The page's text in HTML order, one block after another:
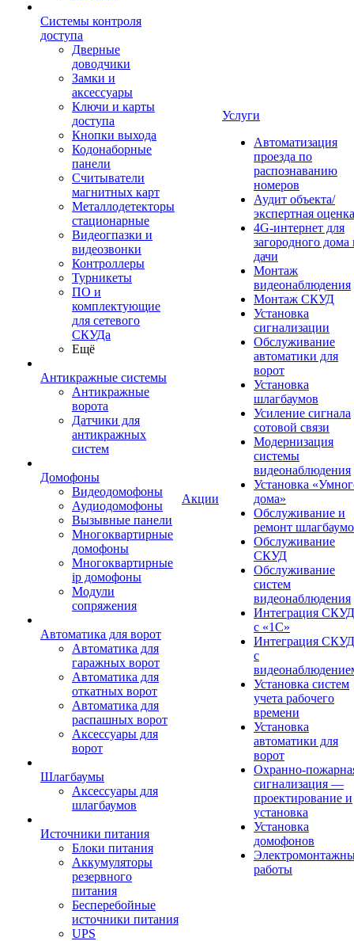
Системы контроля
доступа
Дверные
доводчики
Замки и
аксессуары
Ключи и карты
доступа
Кнопки выхода
Кодонаборные
панели
Считыватели
магнитных карт
Металлодетекторы
стационарные
Видеогпазки и
видеозвонки
Контроллеры
Турникеты
ПО и
комплектующие
для сетевого
СКУДа
Ещё
Антикражные системы
Антикражные
ворота
Датчики для
антикражных
систем
Домофоны
Видеодомофоны
Аудиодомофоны
Вызывные панели
Многоквартирные
домофоны
Многоквартирные
ip домофоны
Модули
сопряжения
Автоматика для ворот
Автоматика для
гаражных ворот
Автоматика для
откатных ворот
Автоматика для
распашных ворот
Аксессуары для
ворот
Шлагбаумы
Аксессуары для
шлагбаумов
Источники питания
Блоки питания
Аккумуляторы
резервного
питания
Бесперебойные
источники питания
UPS
Акции
Услуги
Автоматизация
проезда по
распознаванию
номеров
Аудит объекта/
экспертная оценка
4G-интернет для
загородного дома
дачи
Монтаж
видеонаблюдения
Монтаж СКУД
Установка
сигнализации
Обслуживание
автоматики для
ворот
Установка
шлагбаумов
Усиление сигнала
сотовой связи
Модернизация
системы
видеонаблюдения
Установка
дома»
Обслуживание и
ремонт
Обслуживание
СКУД
Обслуживание
систем
видеонаблюдения
Интеграция СКУД
с «1С»
Интеграция СКУД
с
Установка систем
учета рабочего
времени
Установка
автоматики для
ворот
Охранно-
сигнализация —
проектирование и
установка
Установка
домофонов
работы